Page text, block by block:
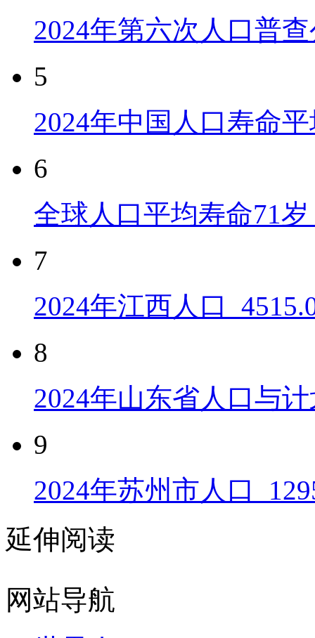
2024年第六次人口普
5
2024年中国人口寿命
6
全球人口平均寿命71
7
2024年江西人口
8
2024年山东省人口与
9
2024年苏州市人口
延伸阅读
网站导航